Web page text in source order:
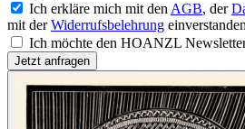
Ich erkläre mich mit den AGB, der
mit derWiderrufsbelehrung
Ich möchte den HOANZL